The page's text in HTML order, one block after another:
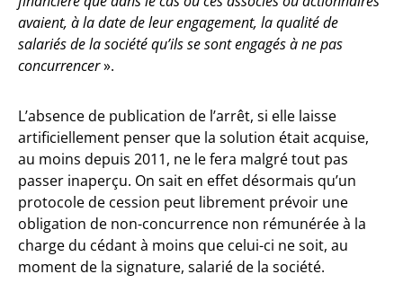
avaient, à la date de leur engagement, la qualité de
salariés de la société qu’ils se sont engagés à ne pas
concurrencer».
L’absence de publication de l’arrêt, si elle laisse
artificiellement penser que la solution était acquise,
au moins depuis 2011, ne le fera malgré tout pas
passer inaperçu. On sait en effet désormais qu’un
protocole de cession peut librement prévoir une
obligation de non-concurrence non rémunérée à la
charge du cédant à moins que celui-ci ne soit, au
moment de la signature, salarié de la société.